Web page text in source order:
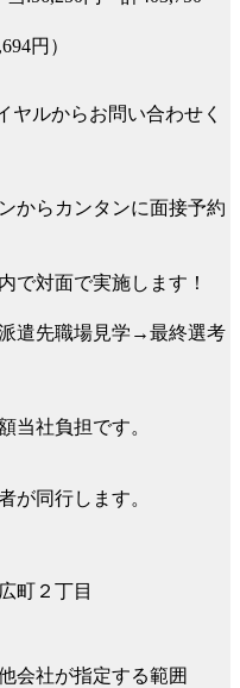
円）
ヤルからお問い合わせく
からカンタンに面接予約
で対面で実施します！
遣先職場見学→最終選考
当社負担です。
が同行します。
町２丁目
会社が指定する範囲